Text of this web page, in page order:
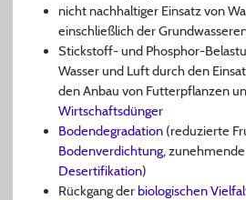
nicht nachhaltiger Einsatz von
einschließlich der
Stickstoff- und Phosphor-
Wasser und Luft durch den
den Anbau von Futterpflanzen
Wirtschaftsdünger
Bodendegradation (reduzierte
Bodenverdichtung,
Desertifikation)
Rückgang derbiologischen